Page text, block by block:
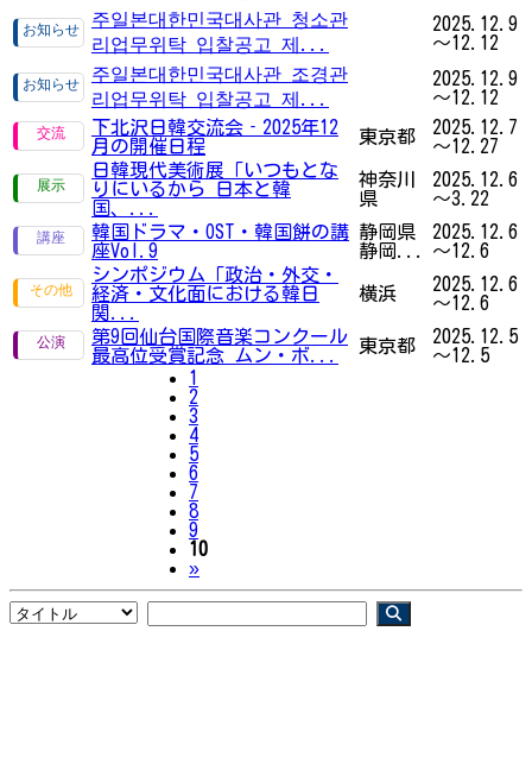
주일본대한민국대사관 청소관
리업무위탁 입찰공고 제...
2025.12.9
～12.12
주일본대한민국대사관 조경관
리업무위탁 입찰공고 제...
2025.12.9
～12.12
下北沢日韓交流会‐2025年12
月の開催日程
東京都
2025.12.7
～12.27
日韓現代美術展「いつもとな
りにいるから 日本と韓
国、...
神奈川
県
2025.12.6
～3.22
韓国ドラマ・OST・韓国餅の講
座Vol.9
静岡県
静岡...
2025.12.6
～12.6
シンポジウム「政治・外交・
経済・文化面における韓日
関...
横浜
2025.12.6
～12.6
第9回仙台国際音楽コンクール
最高位受賞記念 ムン・ボ...
東京都
2025.12.5
～12.5
1
2
3
4
5
6
7
8
9
10
»Next